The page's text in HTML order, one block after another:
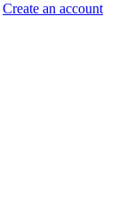
Create an account